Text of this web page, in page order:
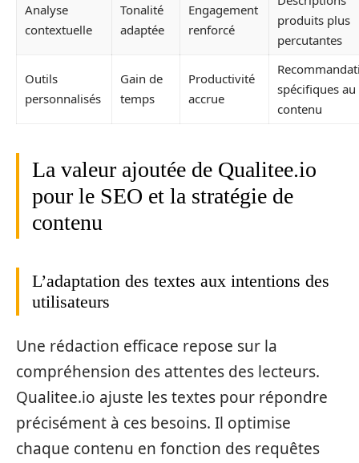
Analyse
contextuelle
Tonalité
adaptée
Engagement
renforcé
produits plus
percutantes
Outils
personnalisés
Gain de
temps
Productivité
accrue
spécifiques au
contenu
La valeur ajoutée de Qualitee.io
pour le SEO et la stratégie de
contenu
L’adaptation des textes aux intentions des
utilisateurs
Une rédaction efficace repose sur la
compréhension des attentes des lecteurs.
Qualitee.io ajuste les textes pour répondre
précisément à ces besoins. Il optimise
chaque contenu en fonction des requêtes